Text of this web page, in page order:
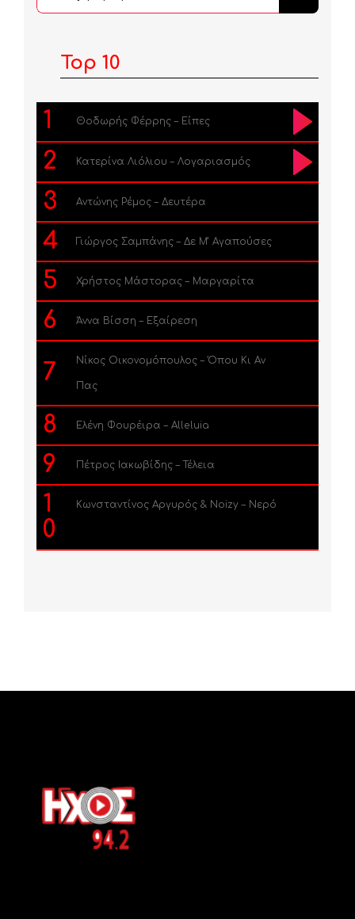
...
Top 10
1 Θοδωρής Φέρρης – Είπες
2 Κατερίνα Λιόλιου – Λογαριασμός
3 Αντώνης Ρέμος – Δευτέρα
4 Γιώργος Σαμπάνης – Δε Μ’ Αγαπούσες
5 Χρήστος Μάστορας – Μαργαρίτα
6 Άννα Βίσση – Εξαίρεση
7 Νίκος Οικονομόπουλος – Όπου Κι Αν
Πας
8 Ελένη Φουρέιρα – Alleluia
9 Πέτρος Ιακωβίδης – Τέλεια
1
0
Κωνσταντίνος Αργυρός & Noizy – Νερό